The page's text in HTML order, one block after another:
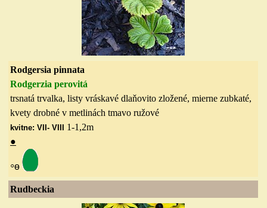
Rodgersia pinnata
Rodgerzia perovitá
trsnatá trvalka, listy vráskavé dlaňovito zložené, mierne zubkaté,
kvety drobné v metlinách tmavo ružové
kvitne: VII- VIII 1-1,2m
●
◦ө
Rudbeckia